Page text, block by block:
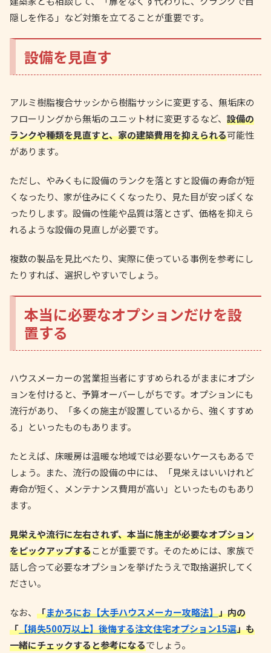
隠しを作る」など対策を立てることが重要です。
設備を見直す
アルミ樹脂複合サッシから樹脂サッシに変更する、無垢床の
フローリングから無垢のユニット材に変更するなど、 設備の
ランクや種類を見直すと、家の建築費用を抑えられる可能性
があります。
ただし、やみくもに設備のランクを落とすと設備の寿命が短
くなったり、家が住みにくくなったり、見た目が安っぽくな
ったりします。設備の性能や品質は落とさず、価格を抑えら
れるような設備の見直しが必要です。
複数の製品を見比べたり、実際に使っている事例を参考にし
たりすれば、選択しやすいでしょう。
本当に必要なオプションだけを設
置する
ハウスメーカーの営業担当者にすすめられるがままにオプシ
ョンを付けると、予算オーバーしがちです。オプションにも
流行があり、「多くの施主が設置しているから、強くすすめ
る」といったものもあります。
たとえば、床暖房は温暖な地域では必要ないケースもあるで
しょう。また、流行の設備の中には、「見栄えはいいけれど
寿命が短く、メンテナンス費用が高い」といったものもあり
ます。
見栄えや流行に左右されず、本当に施主が必要なオプション
をピックアップすることが重要です。そのためには、家族で
話し合って必要なオプションを挙げたうえで取捨選択してく
ださい。
なお、 「まかろにお【大手ハウスメーカー攻略法】」内の
「【損失500万以上】後悔する注文住宅オプション15選」も
一緒にチェックすると参考になるでしょう。